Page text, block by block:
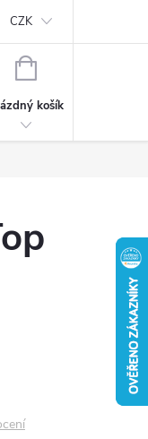
CZK
NÁKUPNÍ
košík